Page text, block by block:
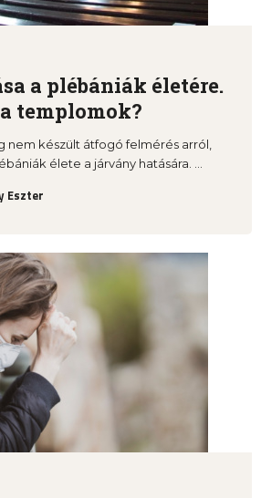
a plébániák életére.
templomok?
nem készült átfogó felmérés arról,
élete a járvány hatására. ...
Eszter